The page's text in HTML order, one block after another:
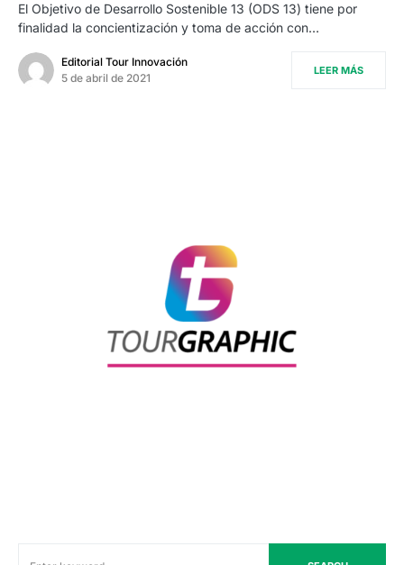
El Objetivo de Desarrollo Sostenible 13 (ODS 13) tiene por
finalidad la concientización y toma de acción con…
Editorial Tour Innovación
5 de abril de 2021
LEER MÁS